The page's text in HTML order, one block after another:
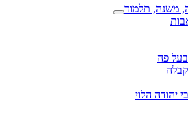
משנה, תלמוד
פה
יהודה הלוי